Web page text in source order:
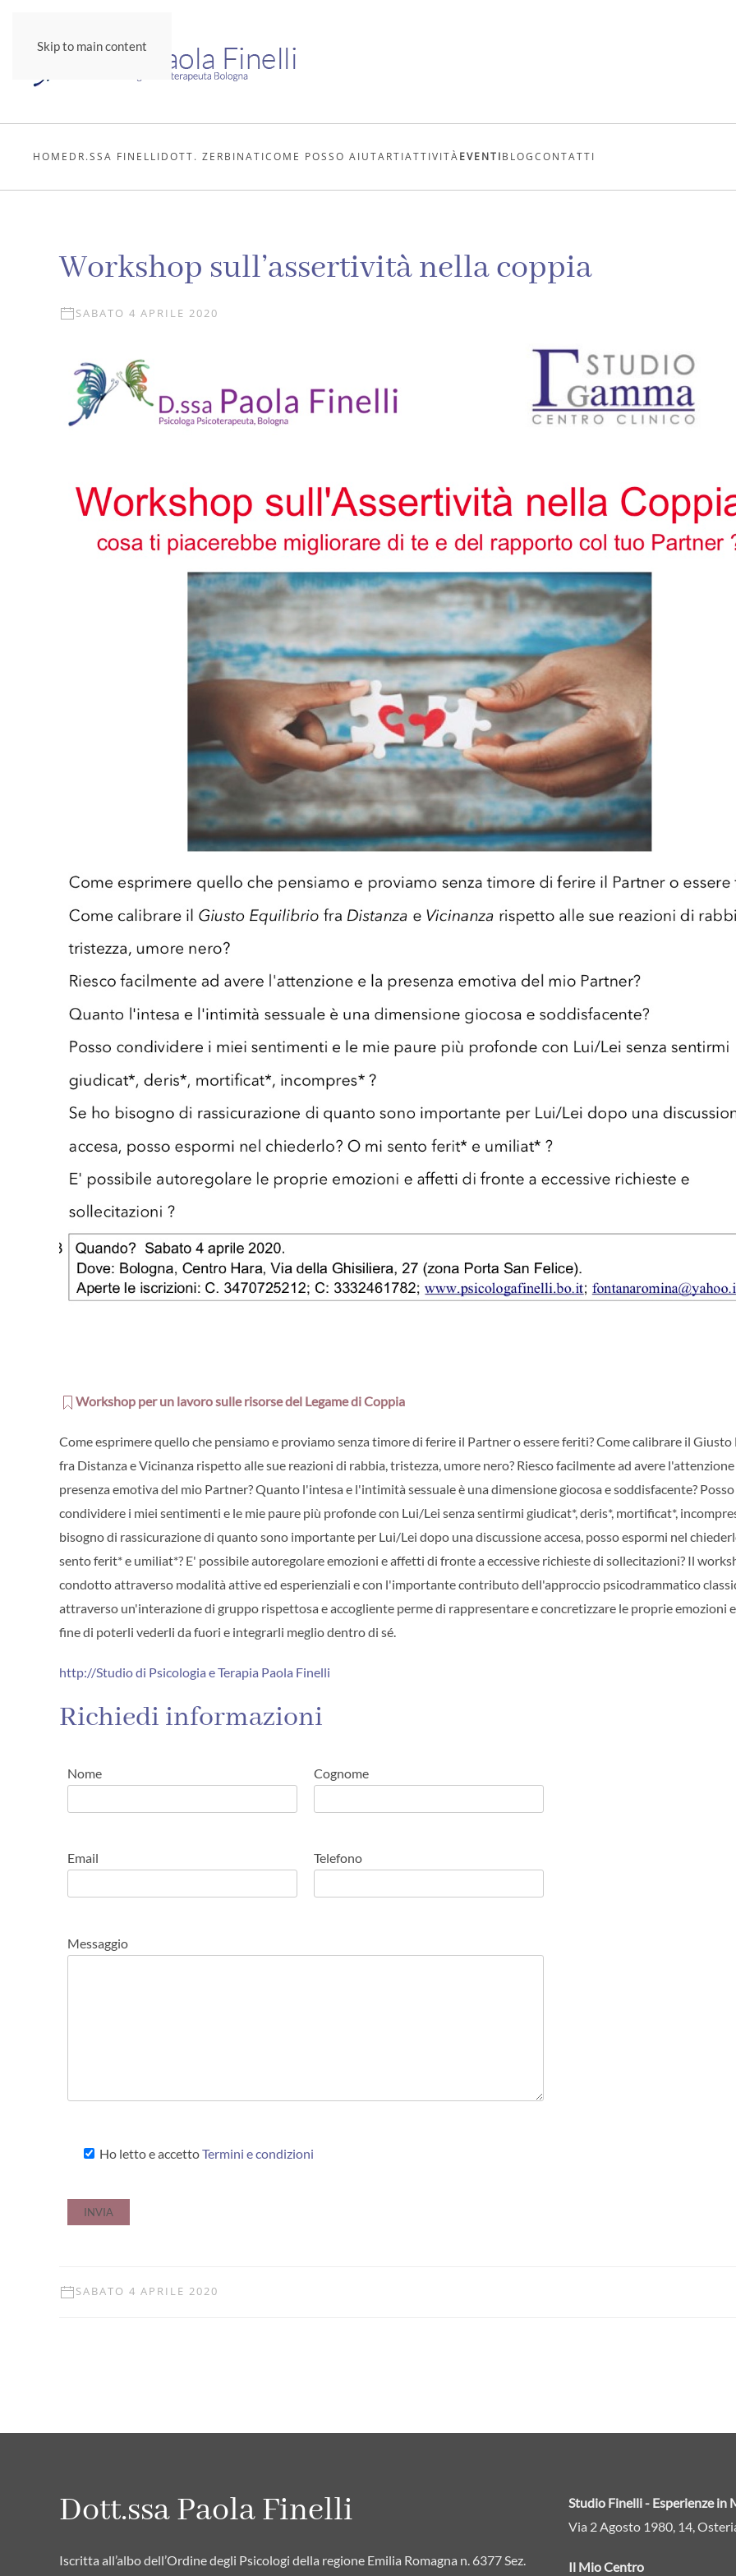
Skip to main content
HOME DR.SSA FINELLIDOTT. ZERBINATICOME POSSO AIUTARTIATTIVITÀEVENTIBLOGCONTATTI
Workshop sull’assertività nella coppia
SABATO 4 APRILE 2020
Workshop per un lavoro sulle risorse del Legame di Coppia
Come esprimere quello che pensiamo e proviamo senza timore di ferire il Partner o essere feriti? Come calibrare il
fra Distanza e Vicinanza rispetto alle sue reazioni di rabbia, tristezza, umore nero? Riesco facilmente ad avere l'attenzione
presenza emotiva del mio Partner? Quanto l'intesa e l'intimità sessuale è una dimensione giocosa e soddisfacente? Posso
condividere i miei sentimenti e le mie paure più profonde con Lui/Lei senza sentirmi giudicat*, deris*, mortificat*,
bisogno di rassicurazione di quanto sono importante per Lui/Lei dopo una discussione accesa, posso espormi nel
sento ferit* e umiliat*? E' possibile autoregolare emozioni e affetti di fronte a eccessive richieste di sollecitazioni? Il
condotto attraverso modalità attive ed esperienziali e con l'importante contributo dell'approccio psicodrammatico
attraverso un'interazione di gruppo rispettosa e accogliente perme di rappresentare e concretizzare le proprie emozioni
fine di poterli vederli da fuori e integrarli meglio dentro di sé.
http://Studio di Psicologia e Terapia Paola Finelli
Richiedi informazioni
Nome Cognome
Email Telefono
Messaggio
Ho letto e accettoTermini e condizioni
SABATO 4 APRILE 2020
Dott.ssa Paola Finelli
Iscritta all’albo dell’Ordine degli Psicologi della regione Emilia Romagna n. 6377 Sez.
Studio Finelli - Esperienze in
Via 2 Agosto 1980, 14,
Il Mio Centro